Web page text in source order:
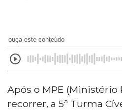
ouça este conteúdo
Após o MPE (Ministério
recorrer, a 5ª Turma